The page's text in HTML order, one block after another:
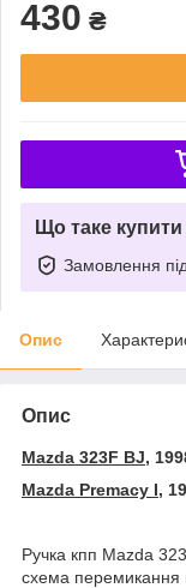
430 ₴
Що таке
Замовлення
Опис
Опис
Mazda 323F BJ,
Mazda Premacy I,
Ручка кпп Mazda
схема перемикання